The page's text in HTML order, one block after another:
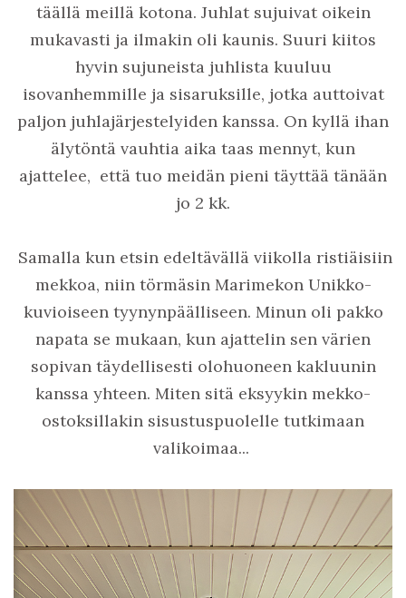
täällä meillä kotona. Juhlat sujuivat oikein
mukavasti ja ilmakin oli kaunis. Suuri kiitos
hyvin sujuneista juhlista kuuluu
isovanhemmille ja sisaruksille, jotka auttoivat
paljon juhlajärjestelyiden kanssa. On kyllä ihan
älytöntä vauhtia aika taas mennyt, kun
ajattelee, että tuo meidän pieni täyttää tänään
jo 2 kk.
Samalla kun etsin edeltävällä viikolla ristiäisiin
mekkoa, niin törmäsin Marimekon Unikko-
kuvioiseen tyynynpäälliseen. Minun oli pakko
napata se mukaan, kun ajattelin sen värien
sopivan täydellisesti olohuoneen kakluunin
kanssa yhteen. Miten sitä eksyykin mekko-
ostoksillakin sisustuspuolelle tutkimaan
valikoimaa...